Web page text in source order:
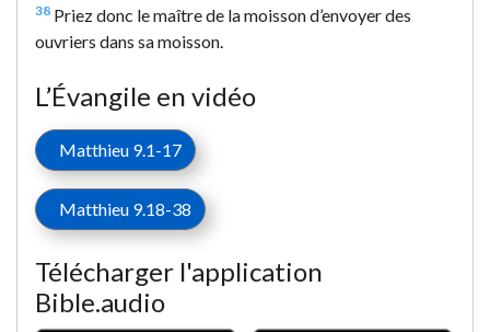
38 Priez donc le maître de la moisson d’envoyer des
ouvriers dans sa moisson.
L’Évangile en vidéo
Matthieu 9.1-17
Matthieu 9.18-38
Télécharger l'application
Bible.audio